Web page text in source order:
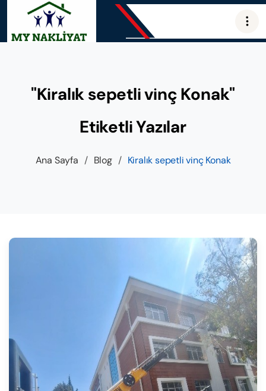
"Kiralık sepetli vinç Konak"
Etiketli Yazılar
Ana Sayfa / Blog / Kiralık sepetli vinç Konak